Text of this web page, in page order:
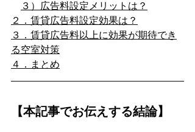
３）広告料設定メリットは？
２．賃貸広告料設定効果は？
３．賃貸広告料以上に効果が期待でき
る空室対策
４．まとめ
【本記事でお伝えする結論】